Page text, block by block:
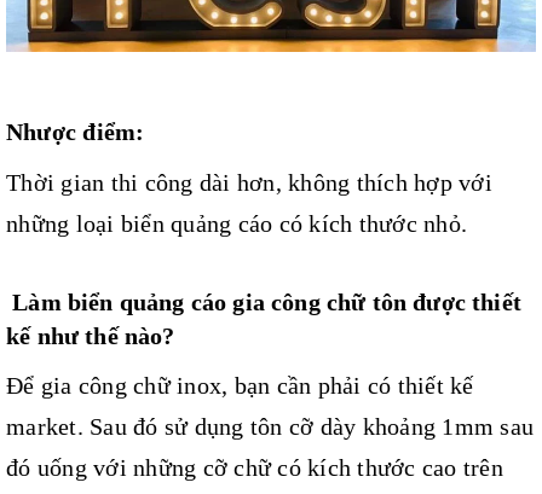
Nhược điểm:
Thời gian thi công dài hơn, không thích hợp với
những loại biển quảng cáo có kích thước nhỏ.
Làm biển quảng cáo gia công chữ tôn được thiết
kế như thế nào?
Để gia công chữ inox, bạn cần phải có thiết kế
market. Sau đó sử dụng tôn cỡ dày khoảng 1mm sau
đó uống với những cỡ chữ có kích thước cao trên